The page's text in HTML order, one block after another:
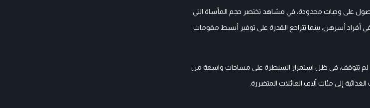
على وجبات محدودة، في مشاهد تختصر حجم المأساة التي
أسرهن، بينما تتراجع القدرة على توفير أبسط مقومات
لم تتوقف، في ظل استمرار السيطرة على مساحات واسعة من
إلى مئات آلاف العائلات المتضررة.